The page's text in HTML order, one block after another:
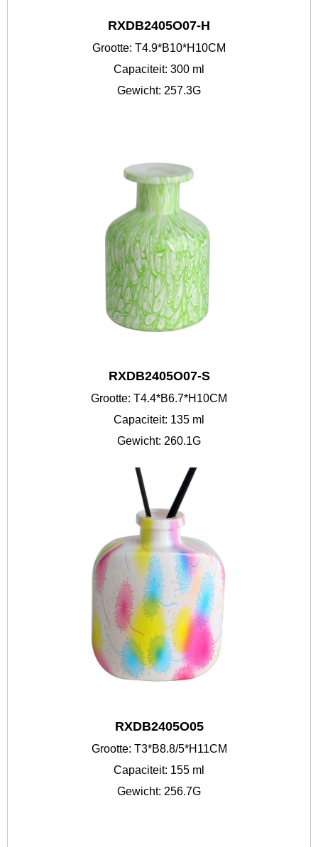
RXDB2405O07-H
Grootte: T4.9*B10*H10CM
Capaciteit: 300 ml
Gewicht: 257.3G
RXDB2405O07-S
Grootte: T4.4*B6.7*H10CM
Capaciteit: 135 ml
Gewicht: 260.1G
RXDB2405O05
Grootte: T3*B8.8/5*H11CM
Capaciteit: 155 ml
Gewicht: 256.7G